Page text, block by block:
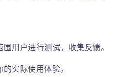
用户进行测试，收集反馈。
实际使用体验。